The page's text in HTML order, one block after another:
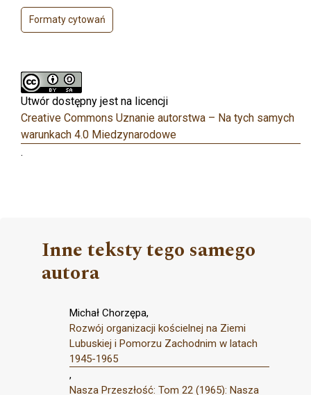
Formaty cytowań
Utwór dostępny jest na licencji
Creative Commons Uznanie autorstwa – Na tych samych
warunkach 4.0 Miedzynarodowe
.
Inne teksty tego samego
autora
Michał Chorzępa,
Rozwój organizacji kościelnej na Ziemi
Lubuskiej i Pomorzu Zachodnim w latach
1945-1965
,
Nasza Przeszłość: Tom 22 (1965): Nasza